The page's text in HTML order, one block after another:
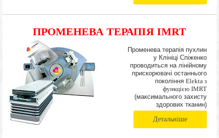
ПРОМЕНЕВА ТЕРАПІЯ IMRT
Променева терапія пухлин
у Клініці Спіженко
проводиться на лінійному
прискорювачі останнього
покоління Elekta з
функцією IMRT
(максимального захисту
здорових тканин)
Детальніше